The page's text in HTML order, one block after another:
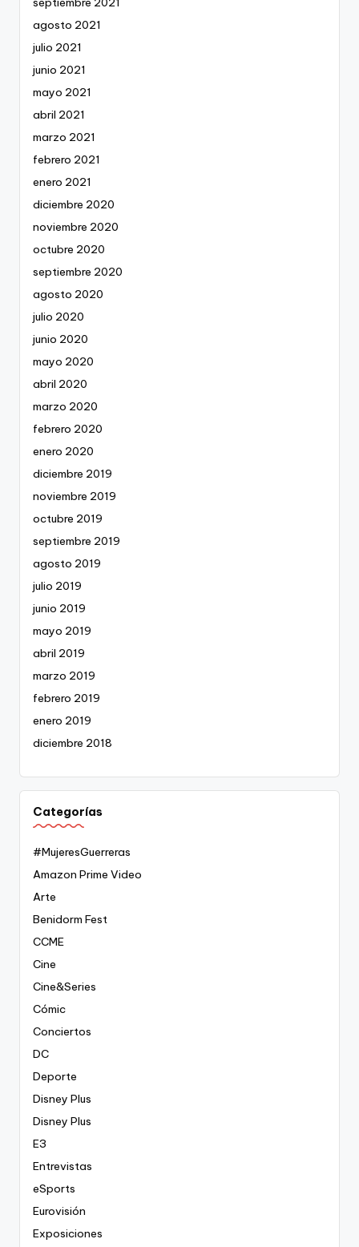
agosto 2021
julio 2021
junio 2021
mayo 2021
abril 2021
marzo 2021
febrero 2021
enero 2021
diciembre 2020
noviembre 2020
octubre 2020
septiembre 2020
agosto 2020
julio 2020
junio 2020
mayo 2020
abril 2020
marzo 2020
febrero 2020
enero 2020
diciembre 2019
noviembre 2019
octubre 2019
septiembre 2019
agosto 2019
julio 2019
junio 2019
mayo 2019
abril 2019
marzo 2019
febrero 2019
enero 2019
diciembre 2018
Categorías
#MujeresGuerreras
Amazon Prime Video
Arte
Benidorm Fest
CCME
Cine
Cine&Series
Cómic
Conciertos
DC
Deporte
Disney Plus
Disney Plus
E3
Entrevistas
eSports
Eurovisión
Exposiciones